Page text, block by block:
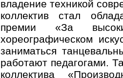
владение техникой
коллектив стал
премии «За
хореографическом
заниматься
работают педагогами.
коллектива